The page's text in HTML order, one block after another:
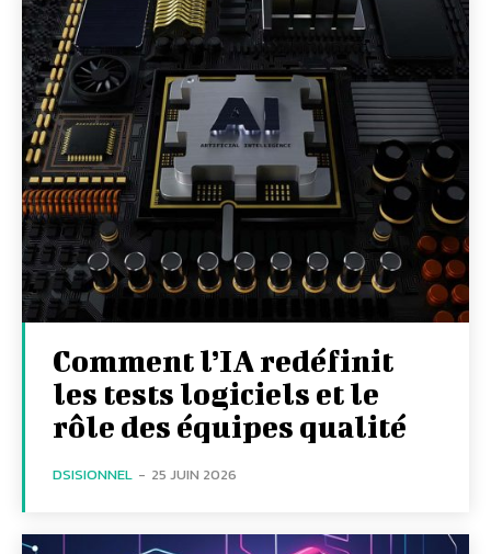
Comment l’IA redéfinit
les tests logiciels et le
rôle des équipes qualité
DSISIONNEL - 25 JUIN 2026